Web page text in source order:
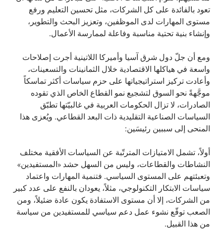
تعود بالفائدة على كل الشركات، مثل تحسين التعليم ورفع
مستوى المهارات لدى الموظفين، وتعزيز البحث والتطوير،
وإنشاء بنية تحتية مناسبة وفاعلة لممارسة الأعمال.
ومع أن جلّ دول شرق آسيا وأميركا اللاتينية أجرت إصلاحات
واسعة في هياكلها الاقتصادية خلال الثمانينات والتسعينات،
وأعادت تركيز استراتيجياتها على حزم سياسات أكثر تماسكاً
موجَّهةً نحو السوق لتشجيع نمو القطاع الخاص الذي تقوده
الصادرات، لا تزال الحكومات العربية في غالبيّتها تطبّق
السياسات الصناعية التقليدية ذات البعد القطاعي. ويُعزى هذا
المنحى إلى سببين رئيسَين:
أولاً، تشمل الامتيازات المترتّبة عن السياسات الأفقية مختلف
النشاطات والقطاعات، وليس من السهل حشد «المستفيدين»
وتعبئتهم على المستوى السياسي. فتنمية المهارات واعتماد
سياسات الابتكار التكنولوجي، مثلاً، يعودان بالنفع على عدد كبير
من الشركات، إلا أن مستوى الاستفادة يكون عادة ضئيلاً، ومن
الصعب توقّع نشوء عمل دعم سياسي للمستفيدين من سياسة
من هذا القبيل.